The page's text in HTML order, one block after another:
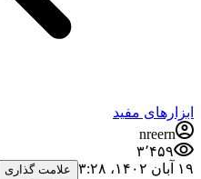
ابزارهای مفید
nreern
۳٬۴۵۹
۱۹ آبان ۱۴۰۲،‏ ۳:۲۸
علامت گذاری